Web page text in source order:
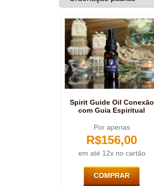
Spirit Guide Oil Conexão
com Guia Espiritual
Por apenas
R$156,00
em até 12x no cartão
COMPRAR